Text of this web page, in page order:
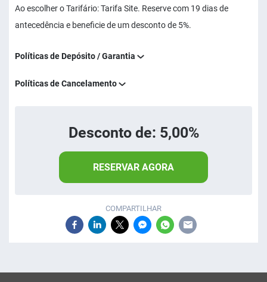
Ao escolher o Tarifário: Tarifa Site. Reserve com 19 dias de
antecedência e beneficie de um desconto de 5%.
Políticas de Depósito / Garantia
Políticas de Cancelamento
Desconto de: 5,00%
RESERVAR AGORA
COMPARTILHAR